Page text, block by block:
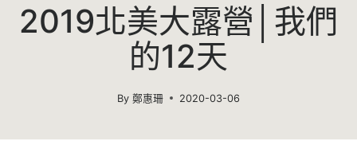
2019北美大露營│我們
的12天
By 鄭惠珊 2020-03-06